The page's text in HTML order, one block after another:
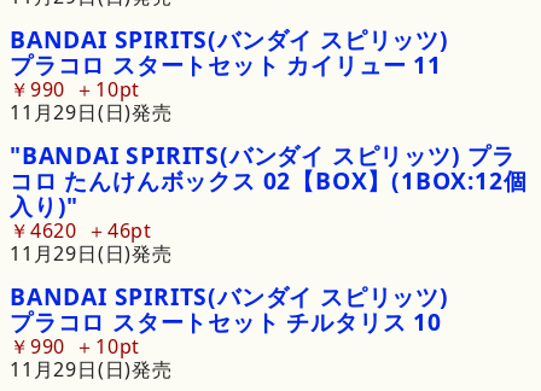
BANDAI SPIRITS(バンダイ スピリッツ)
プラコロ スタートセット カイリュー 11
￥990
10pt
11月29日(日)発売
"BANDAI SPIRITS(バンダイ スピリッツ) プラ
コロ たんけんボックス 02【BOX】(1BOX:12個
入り)"
￥4620
46pt
11月29日(日)発売
BANDAI SPIRITS(バンダイ スピリッツ)
プラコロ スタートセット チルタリス 10
￥990
10pt
11月29日(日)発売